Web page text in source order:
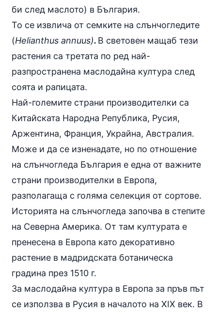
би след маслото) в България.
То се извлича от семките на слънчогледите
(Helianthus annuus). В световен мащаб тези
растения са третата по ред най-
разпространена маслодайна култура след
соята и рапицата.
Най-големите страни производителки са
Китайската Народна Република, Русия,
Аржентина, Франция, Украйна, Австралия.
Може и да се изненадате, но по отношение
на слънчогледа България е една от важните
страни производителки в Европа,
разполагаща с голяма селекция от сортове.
Историята на слънчогледа започва в степите
на Северна Америка. От там културата е
пренесена в Европа като декоративно
растение в мадридската ботаническа
градина през 1510 г.
За маслодайна култура в Европа за пръв път
се използва в Русия в началото на XIX век. В